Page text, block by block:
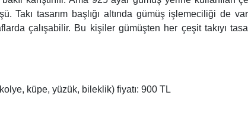
tasarım başlığı altında gümüş işlemeciliği de
çalışabilir. Bu kişiler gümüşten her çeşit takıyı
küpe, yüzük, bileklik) fiyatı: 900 TL